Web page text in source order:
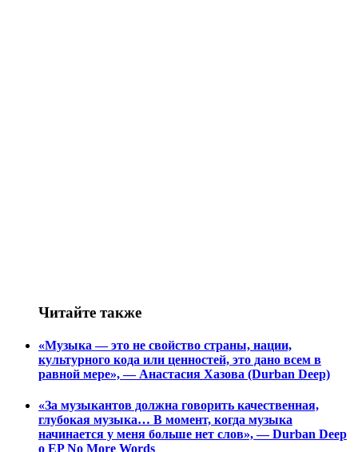
Читайте также
«Музыка — это не свойство страны, нации,
культурного кода или ценностей, это дано всем в
равной мере», — Анастасия Хазова (Durban Deep)
«За музыкантов должна говорить качественная,
глубокая музыка… В момент, когда музыка
начинается у меня больше нет слов», — Durban Deep
о EP No More Words